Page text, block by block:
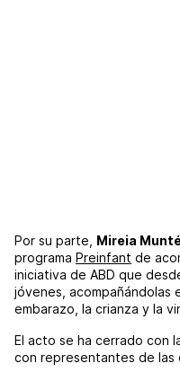
Por su parte, Mireia
programa Preinfant de
iniciativa de ABD que
jóvenes, acompañándolas
embarazo, la crianza y la
El acto se ha cerrado con
con representantes de las